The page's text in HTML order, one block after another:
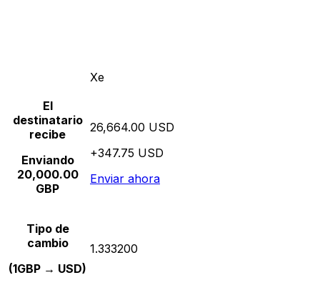
Xe
El
destinatario
recibe
Enviando
20,000.00
GBP
26,664.00 USD
+347.75 USD
Enviar ahora
Tipo de
cambio
(1GBP → USD)
1.333200